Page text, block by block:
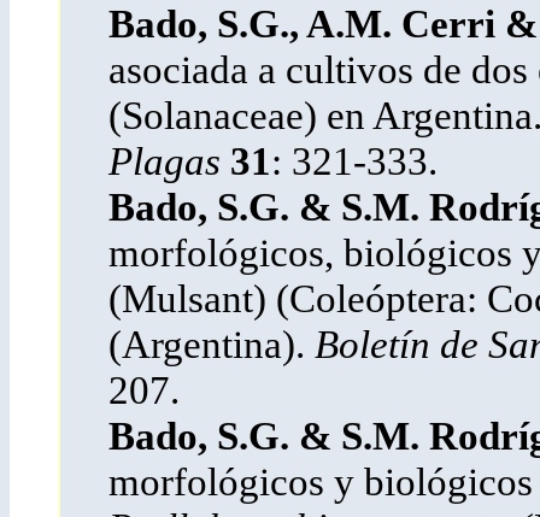
Bado, S.G., A.M. Cerri
asociada a cultivos de
(Solanaceae) en
Plagas 31: 321-333.
Bado, S.G. & S.M.
morfológicos, biológicos
(Mulsant) (Coleóptera:
(Argentina). Boletín de
207.
Bado, S.G. & S.M.
morfológicos y